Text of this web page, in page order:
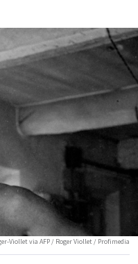
Viollet via AFP / Roger Viollet / Profimedia